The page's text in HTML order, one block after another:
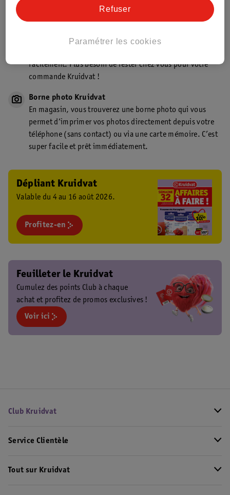
Aussi dans ce magasin
Point de retrait Kruidvat.be
facilement. Plus besoin de rester chez vous pour votre
commande Kruidvat !
Borne photo Kruidvat
En magasin, vous trouverez une borne photo qui vous
permet d’imprimer vos photos directement depuis votre
téléphone (sans contact) ou via une carte mémoire. C’est
super facile et prêt immédiatement.
Dépliant Kruidvat
Valable du 4 au 16 août 2026.
Profitez-en
Feuilleter le Kruidvat
Cumulez des points Club à chaque
achat et profitez de promos exclusives !
Voir ici
Club Kruidvat
Service Clientèle
Tout sur Kruidvat
Paramétrer les cookies
Refuser